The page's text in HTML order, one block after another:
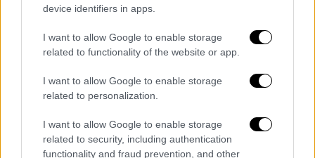
device identifiers in apps.
I want to allow Google to enable storage
related to functionality of the website or app.
I want to allow Google to enable storage
related to personalization.
I want to allow Google to enable storage
related to security, including authentication
functionality and fraud prevention, and other